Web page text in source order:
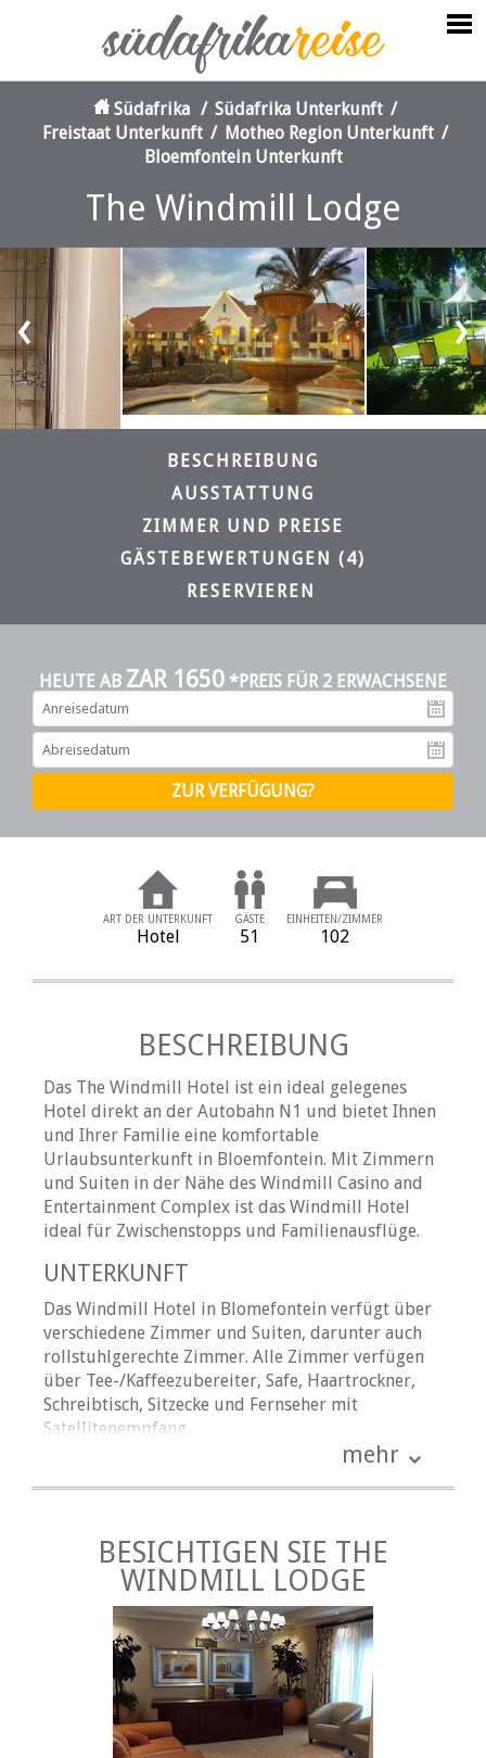
Südafrika / Südafrika Unterkunft /
Freistaat Unterkunft / Motheo Region Unterkunft /
Bloemfontein Unterkunft
The Windmill Lodge
‹ ›
BESCHREIBUNG
AUSSTATTUNG
ZIMMER UND PREISE
GÄSTEBEWERTUNGEN (4)
RESERVIEREN
HEUTE AB ZAR 1650 *PREIS FÜR 2 ERWACHSENE
ART DER UNTERKUNFT
Hotel
GÄSTE
51
EINHEITEN/ZIMMER
102
BESCHREIBUNG
Das The Windmill Hotel ist ein ideal gelegenes
Hotel direkt an der Autobahn N1 und bietet Ihnen
und Ihrer Familie eine komfortable
Urlaubsunterkunft in Bloemfontein. Mit Zimmern
und Suiten in der Nähe des Windmill Casino and
Entertainment Complex ist das Windmill Hotel
ideal für Zwischenstopps und Familienausflüge.
UNTERKUNFT
Das Windmill Hotel in Blomefontein verfügt über
verschiedene Zimmer und Suiten, darunter auch
rollstuhlgerechte Zimmer. Alle Zimmer verfügen
über Tee-/Kaffeezubereiter, Safe, Haartrockner,
Schreibtisch, Sitzecke und Fernseher mit
Satellitenempfang.
Zimmerbeschreibungen mit Fotos unten, um Ihnen
EINRICHTUNGEN VOR ORT
Das Hotel verfügt über bewachte Parkplätze, einen
Swimmingpool, einen Essbereich und kostenloses
Ein kontinentales Frühstück ist gegen Aufpreis
erhältlich und wird jeden Morgen serviert.
mehr
BESICHTIGEN SIE THE
WINDMILL LODGE